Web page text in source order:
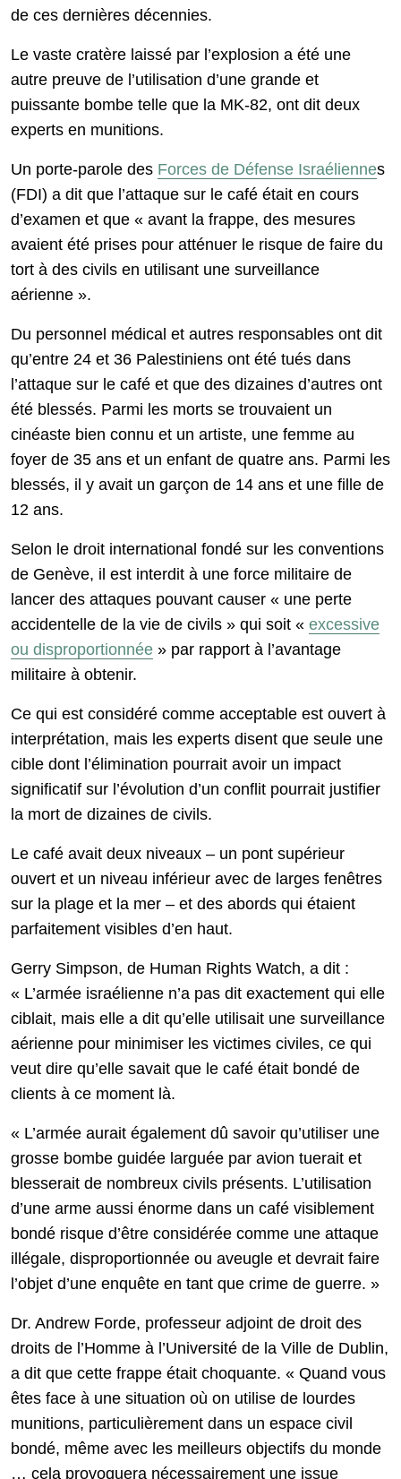
de ces dernières décennies.
Le vaste cratère laissé par l’explosion a été une
autre preuve de l’utilisation d’une grande et
puissante bombe telle que la MK-82, ont dit deux
experts en munitions.
Un porte-parole des Forces de Défense Israéliennes
(FDI) a dit que l’attaque sur le café était en cours
d’examen et que « avant la frappe, des mesures
avaient été prises pour atténuer le risque de faire du
tort à des civils en utilisant une surveillance
aérienne ».
Du personnel médical et autres responsables ont dit
qu’entre 24 et 36 Palestiniens ont été tués dans
l’attaque sur le café et que des dizaines d’autres ont
été blessés. Parmi les morts se trouvaient un
cinéaste bien connu et un artiste, une femme au
foyer de 35 ans et un enfant de quatre ans. Parmi les
blessés, il y avait un garçon de 14 ans et une fille de
12 ans.
Selon le droit international fondé sur les conventions
de Genève, il est interdit à une force militaire de
lancer des attaques pouvant causer « une perte
accidentelle de la vie de civils » qui soit « excessive
ou disproportionnée » par rapport à l’avantage
militaire à obtenir.
Ce qui est considéré comme acceptable est ouvert à
interprétation, mais les experts disent que seule une
cible dont l’élimination pourrait avoir un impact
significatif sur l’évolution d’un conflit pourrait justifier
la mort de dizaines de civils.
Le café avait deux niveaux – un pont supérieur
ouvert et un niveau inférieur avec de larges fenêtres
sur la plage et la mer – et des abords qui étaient
parfaitement visibles d’en haut.
Gerry Simpson, de Human Rights Watch, a dit :
« L’armée israélienne n’a pas dit exactement qui elle
ciblait, mais elle a dit qu’elle utilisait une surveillance
aérienne pour minimiser les victimes civiles, ce qui
veut dire qu’elle savait que le café était bondé de
clients à ce moment là.
« L’armée aurait également dû savoir qu’utiliser une
grosse bombe guidée larguée par avion tuerait et
blesserait de nombreux civils présents. L’utilisation
d’une arme aussi énorme dans un café visiblement
bondé risque d’être considérée comme une attaque
illégale, disproportionnée ou aveugle et devrait faire
l’objet d’une enquête en tant que crime de guerre. »
Dr. Andrew Forde, professeur adjoint de droit des
droits de l’Homme à l’Université de la Ville de Dublin,
a dit que cette frappe était choquante. « Quand vous
êtes face à une situation où on utilise de lourdes
munitions, particulièrement dans un espace civil
bondé, même avec les meilleurs objectifs du monde
… cela provoquera nécessairement une issue